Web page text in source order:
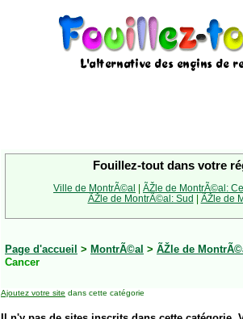
Fouillez-tout dans votre
Ville de MontrÃ©al | ÃŽle de MontrÃ©al:
ÃŽle de MontrÃ©al: Sud | ÃŽle de
Page d'accueil > MontrÃ©al > ÃŽle de
Cancer
Ajoutez votre site dans cette catégorie